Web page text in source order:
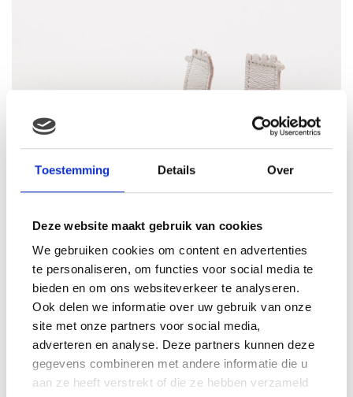
Toestemming Details Over
Deze website maakt gebruik van cookies
We gebruiken cookies om content en advertenties
te personaliseren, om functies voor social media te
bieden en om ons websiteverkeer te analyseren.
Ook delen we informatie over uw gebruik van onze
site met onze partners voor social media,
adverteren en analyse. Deze partners kunnen deze
gegevens combineren met andere informatie die u
aan ze heeft verstrekt of die ze hebben verzameld